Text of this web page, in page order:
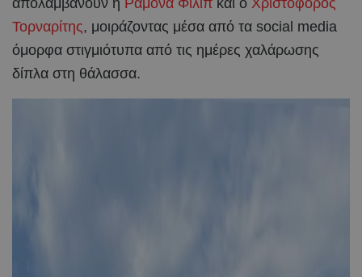
Τορναρίτης, μοιράζοντας μέσα από τα social media
όμορφα στιγμιότυπα από τις ημέρες χαλάρωσης
δίπλα στη θάλασσα.